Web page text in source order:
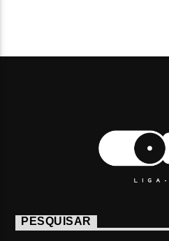
PESQUISAR